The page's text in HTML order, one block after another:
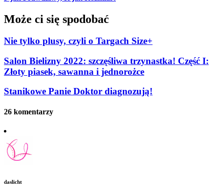
Może ci się spodobać
Nie tylko plusy, czyli o Targach Size+
Salon Bielizny 2022: szczęśliwa trzynastka! Część I:
Złoty piasek, sawanna i jednorożce
Stanikowe Panie Doktor diagnozują!
26 komentarzy
daslicht